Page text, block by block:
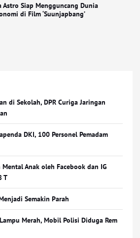
Astro Siap Mengguncang Dunia
di Film ‘Suunjapbang’
di Sekolah, DPR Curiga Jaringan
DKI, 100 Personel Pemadam
Anak oleh Facebook dan IG
T
Semakin Parah
Merah, Mobil Polisi Diduga Rem